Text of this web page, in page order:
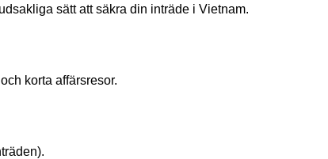
sätt att säkra din inträde i Vietnam.
korta affärsresor.